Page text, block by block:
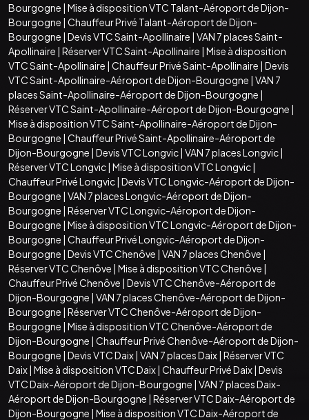
Bourgogne | Mise à disposition VTC Talant-Aéroport de Dijon-
Bourgogne | Chauffeur Privé Talant-Aéroport de Dijon-
Bourgogne | Devis VTC Saint-Apollinaire | VAN 7 places Saint-
Apollinaire | Réserver VTC Saint-Apollinaire | Mise à disposition
VTC Saint-Apollinaire | Chauffeur Privé Saint-Apollinaire | Devis
VTC Saint-Apollinaire-Aéroport de Dijon-Bourgogne | VAN 7
places Saint-Apollinaire-Aéroport de Dijon-Bourgogne |
Réserver VTC Saint-Apollinaire-Aéroport de Dijon-Bourgogne |
Mise à disposition VTC Saint-Apollinaire-Aéroport de Dijon-
Bourgogne | Chauffeur Privé Saint-Apollinaire-Aéroport de
Dijon-Bourgogne | Devis VTC Longvic| VAN 7 places Longvic|
Réserver VTC Longvic| Mise à disposition VTC Longvic|
Chauffeur Privé Longvic| Devis VTC Longvic-Aéroport de Dijon-
Bourgogne | VAN 7 places Longvic-Aéroport de Dijon-
Bourgogne | Réserver VTC Longvic-Aéroport de Dijon-
Bourgogne | Mise à disposition VTC Longvic-Aéroport de Dijon-
Bourgogne | Chauffeur Privé Longvic-Aéroport de Dijon-
Bourgogne | Devis VTC Chenôve | VAN 7 places Chenôve |
Réserver VTC Chenôve | Mise à disposition VTC Chenôve |
Chauffeur Privé Chenôve | Devis VTC Chenôve-Aéroport de
Dijon-Bourgogne | VAN 7 places Chenôve-Aéroport de Dijon-
Bourgogne | Réserver VTC Chenôve-Aéroport de Dijon-
Bourgogne | Mise à disposition VTC Chenôve-Aéroport de
Dijon-Bourgogne | Chauffeur Privé Chenôve-Aéroport de Dijon-
Bourgogne | Devis VTC Daix| VAN 7 places Daix| Réserver VTC
Daix| Mise à disposition VTC Daix| Chauffeur Privé Daix| Devis
VTC Daix-Aéroport de Dijon-Bourgogne | VAN 7 places Daix-
Aéroport de Dijon-Bourgogne | Réserver VTC Daix-Aéroport de
Dijon-Bourgogne | Mise à disposition VTC Daix-Aéroport de